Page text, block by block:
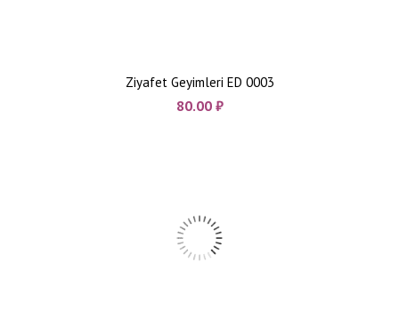
Ziyafet Geyimleri ED 0003
80.00 ₼